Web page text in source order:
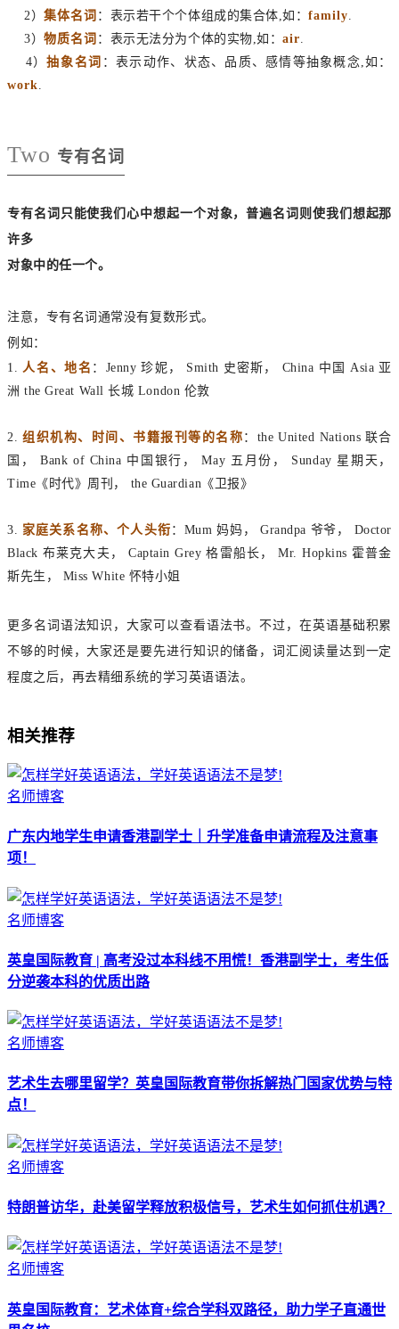
2）集体名词 ：表示若干个个体组成的集合体,如：family
3）物质名词 ：表示无法分为个体的实物,如：air
4）抽象名词 ：表示动作、状态、品质、感情等抽象概念,如：
work
Two 专有名词
专有名词只能使我们心中想起一个对象，普遍名词则使我们想起那
许多
对象中的任一个。
注意，专有名词通常没有复数形式。
例如：
1.
人名、地名 ：Jenny 珍妮， Smith 史密斯， China 中国 Asia 亚
洲 the Great Wall 长城 London 伦敦
2. 组织机构、时间、书籍报刊等的名称 ：the United Nations 联合
国， Bank of China 中国银行， May 五月份， Sunday 星期天，
Time《时代》周刊， the Guardian《卫报》
3. 家庭关系名称、个人头衔 ：Mum 妈妈， Grandpa 爷爷， Doctor
Black 布莱克大夫， Captain Grey 格雷船长， Mr. Hopkins 霍普金
斯先生， Miss White 怀特小姐
更多名词语法知识，大家可以查看语法书。不过，在英语基础积累
不够的时候，大家还是要先进行知识的储备，词汇阅读量达到一定
程度之后，再去精细系统的学习英语语法。
相关推荐
名师博客
广东内地学生申请香港副学士｜升学准备申请流程及注意事
项！
名师博客
英皇国际教育 | 高考没过本科线不用慌！香港副学士，考生低
分逆袭本科的优质出路
名师博客
艺术生去哪里留学？英皇国际教育带你拆解热门国家优势与特
点！
名师博客
特朗普访华，赴美留学释放积极信号，艺术生如何抓住机遇？
名师博客
英皇国际教育：艺术体育+综合学科双路径，助力学子直通世